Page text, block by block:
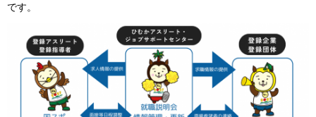
です。